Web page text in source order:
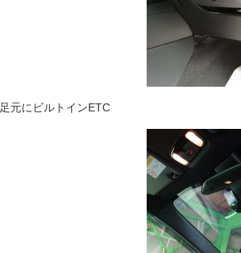
足元にビルトインETC